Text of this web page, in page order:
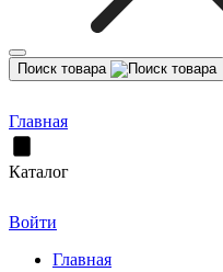
Поиск товара
Главная
Каталог
Войти
Главная